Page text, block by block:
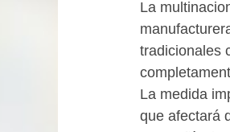
La
tradicionales
La medida
que afectará